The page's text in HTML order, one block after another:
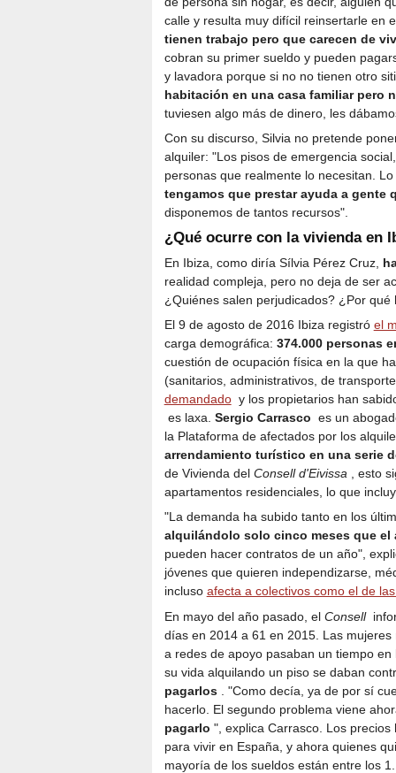
calle y resulta muy difícil reinsertarle en
tienen trabajo pero que carecen de
cobran su primer sueldo y pueden
y lavadora porque si no no tienen otro
habitación en una casa familiar pero
tuviesen algo más de dinero, les
Con su discurso, Silvia no pretende
alquiler: "Los pisos de emergencia
personas que realmente lo necesitan.
tengamos que prestar ayuda a gente
disponemos de tantos recursos".
¿Qué ocurre con la vivienda en
En Ibiza, como diría Sílvia Pérez Cruz,
realidad compleja, pero no deja de ser
¿Quiénes salen perjudicados? ¿Por
El 9 de agosto de 2016 Ibiza registró el
carga demográfica: 374.000 personas
cuestión de ocupación física en la que
(sanitarios, administrativos, de
demandadoy los propietarios han
es laxa. Sergio Carrasco es un
la Plataforma de afectados por los
arrendamiento turístico en una serie
de Vivienda del Consell d'Eivissa, esto
apartamentos residenciales, lo que
"La demanda ha subido tanto en los
alquilándolo solo cinco meses que el
pueden hacer contratos de un año",
jóvenes que quieren independizarse,
incluso afecta a colectivos como el de
En mayo del año pasado, el Consell
días en 2014 a 61 en 2015. Las
a redes de apoyo pasaban un tiempo
su vida alquilando un piso se daban
pagarlos. "Como decía, ya de por sí
hacerlo. El segundo problema viene
pagarlo ", explica Carrasco. Los
para vivir en España, y ahora quienes
mayoría de los sueldos están entre los